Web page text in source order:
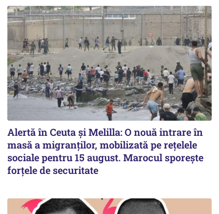
Alertă în Ceuta și Melilla: O nouă intrare în
masă a migranților, mobilizată pe rețelele
sociale pentru 15 august. Marocul sporește
forțele de securitate